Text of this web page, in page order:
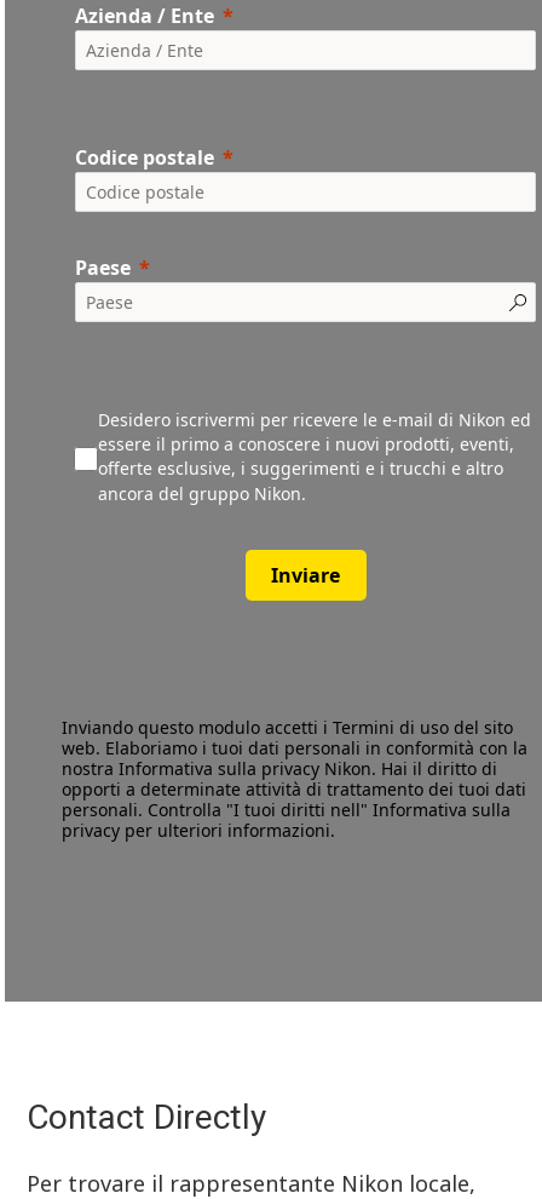
Azienda / Ente
Codice postale
Paese
Desidero iscrivermi per ricevere le e-mail di Nikon ed
essere il primo a conoscere i nuovi prodotti, eventi,
offerte esclusive, i suggerimenti e i trucchi e altro
ancora del gruppo Nikon.
Inviare
Inviando questo modulo accetti iTermini di uso del sito
web. Elaboriamo i tuoi dati personali in conformità con la
nostraInformativa sulla privacy Nikon. Hai il diritto di
opporti a determinate attività di trattamento dei tuoi dati
personali. Controlla "I tuoi diritti nell" Informativa sulla
privacy per ulteriori informazioni.
Contact Directly
Per trovare il rappresentante Nikon locale,